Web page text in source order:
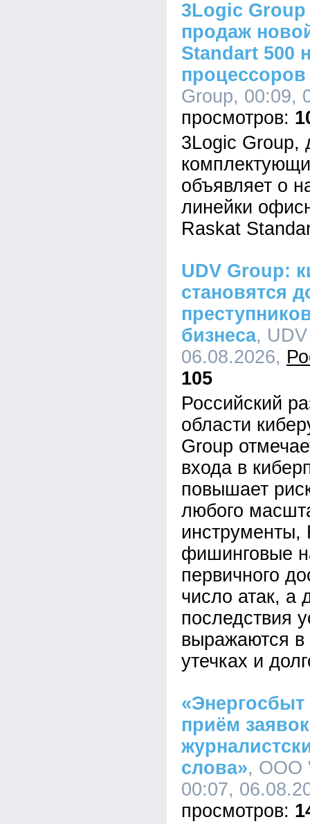
3Logic Group
продаж
Standart 500
Group, 00:09,
3Logic Group,
объявляет о
линейки
Raskat
UDV Group:
становятся
бизнеса,
06.08.2026,
105
Российский
области
Group
входа в
повышает
любого
фишинговые
первичного
число атак, а
последствия
выражаются в
утечках и
приём
слова», ООО
00:07,